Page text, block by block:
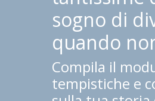
sogno di
quando
Compila il
tempistiche e